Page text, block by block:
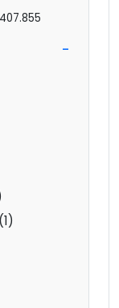
-
(1)